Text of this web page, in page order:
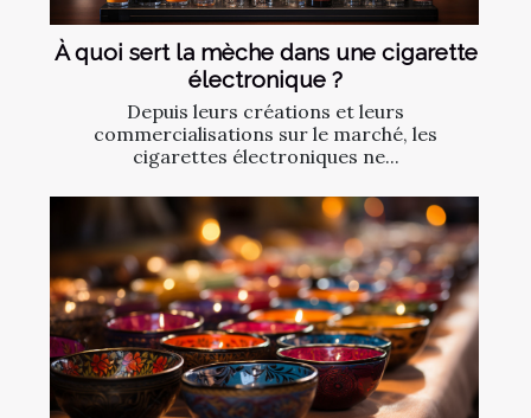
À quoi sert la mèche dans une cigarette
électronique ?
Depuis leurs créations et leurs
commercialisations sur le marché, les
cigarettes électroniques ne...